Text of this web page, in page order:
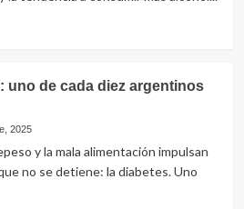
uno de cada diez argentinos
2025
y la mala alimentación impulsan
no se detiene: la diabetes. Uno